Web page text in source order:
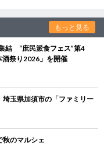
もっと見る
結 “庶民派食フェス”第4
酒祭り2026」を開催
玉県加須市の「ファミリー
秋のマルシェ